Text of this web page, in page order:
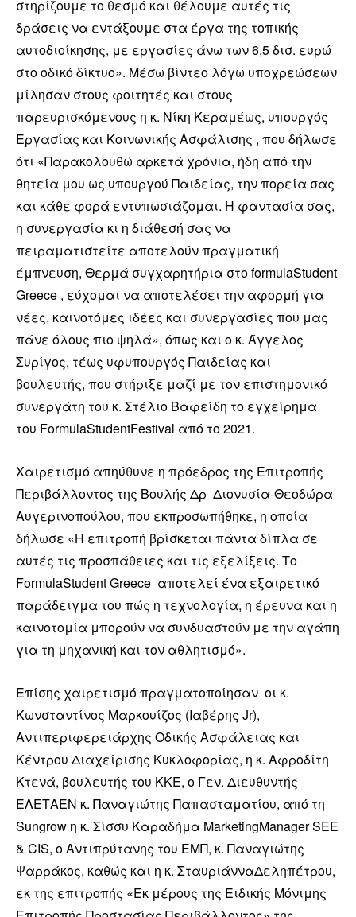
στηρίζουμε το θεσμό και θέλουμε αυτές τις
δράσεις να εντάξουμε στα έργα της τοπικής
αυτοδιοίκησης, με εργασίες άνω των 6,5 δισ. ευρώ
στο οδικό δίκτυο». Μέσω βίντεο λόγω υποχρεώσεων
μίλησαν στους φοιτητές και στους
παρευρισκόμενους η κ. Νίκη Κεραμέως, υπουργός
Εργασίας και Κοινωνικής Ασφάλισης , που δήλωσε
ότι «Παρακολουθώ αρκετά χρόνια, ήδη από την
θητεία μου ως υπουργού Παιδείας, την πορεία σας
και κάθε φορά εντυπωσιάζομαι. Η φαντασία σας,
η συνεργασία κι η διάθεσή σας να
πειραματιστείτε αποτελούν πραγματική
έμπνευση, Θερμά συγχαρητήρια στο formulaStudent
Greece , εύχομαι να αποτελέσει την αφορμή για
νέες, καινοτόμες ιδέες και συνεργασίες που μας
πάνε όλους πιο ψηλά», όπως και ο κ. Άγγελος
Συρίγος, τέως υφυπουργός Παιδείας και
βουλευτής, που στήριξε μαζί με τον επιστημονικό
συνεργάτη του κ. Στέλιο Βαφείδη το εγχείρημα
του FormulaStudentFestival από το 2021.
Χαιρετισμό απηύθυνε η πρόεδρος της Επιτροπής
Περιβάλλοντος της Βουλής Δρ Διονυσία-Θεοδώρα
Αυγερινοπούλου, που εκπροσωπήθηκε, η οποία
δήλωσε «Η επιτροπή βρίσκεται πάντα δίπλα σε
αυτές τις προσπάθειες και τις εξελίξεις. Το
FormulaStudent Greece αποτελεί ένα εξαιρετικό
παράδειγμα του πώς η τεχνολογία, η έρευνα και η
καινοτομία μπορούν να συνδυαστούν με την αγάπη
για τη μηχανική και τον αθλητισμό».
Επίσης χαιρετισμό πραγματοποίησαν οι κ.
Κωνσταντίνος Μαρκουίζος (Ιαβέρης Jr),
Αντιπεριφερειάρχης Οδικής Ασφάλειας και
Κέντρου Διαχείρισης Κυκλοφορίας, η κ. Αφροδίτη
Κτενά, βουλευτής του ΚΚΕ, ο Γεν. Διευθυντής
ΕΛΕΤΑΕΝ κ. Παναγιώτης Παπασταματίου, από τη
Sungrow η κ. Σίσσυ Καραδήμα MarketingManager SEE
& CIS, ο Αντιπρύτανης του ΕΜΠ, κ. Παναγιώτης
Ψαρράκος, καθώς και η κ. ΣταυριάνναΔεληπέτρου,
εκ της επιτροπής «Εκ μέρους της Ειδικής Μόνιμης